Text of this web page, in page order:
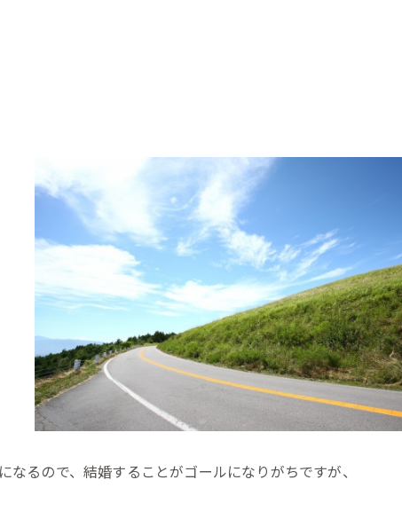
るので、結婚することがゴールになりがちですが、